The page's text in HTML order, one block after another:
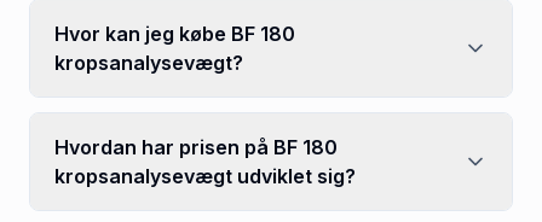
Hvor kan jeg købe BF 180
kropsanalysevægt?
Hvordan har prisen på BF 180
kropsanalysevægt udviklet sig?